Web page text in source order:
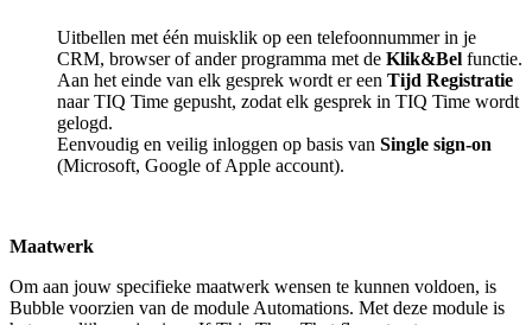
Uitbellen met één muisklik op een telefoonnummer in je
CRM, browser of ander programma met de Klik&Bel functie.
Aan het einde van elk gesprek wordt er een Tijd Registratie
naar TIQ Time gepusht, zodat elk gesprek in TIQ Time wordt
gelogd.
Eenvoudig en veilig inloggen op basis van Single sign-on
(Microsoft, Google of Apple account).
Maatwerk
Om aan jouw specifieke maatwerk wensen te kunnen voldoen, is
Bubble voorzien van de module Automations. Met deze module is